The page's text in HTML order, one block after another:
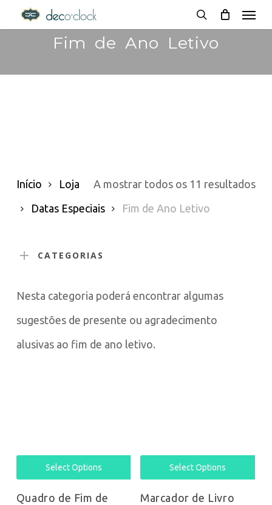
decoclock.pt
search
Menu
Fim de Ano Letivo
A mostrar todos os 11 resultados
Início
Loja
Datas Especiais
Fim de Ano Letivo
CATEGORIAS
Nesta categoria poderá encontrar algumas
sugestões de presente ou agradecimento
alusivas ao fim de ano letivo.
Select Options
Quadro de Fim de
Select Options
Marcador de Livro